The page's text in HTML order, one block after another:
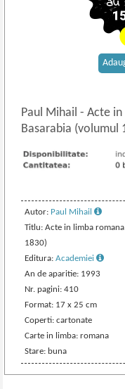
Paul Mihail- Acte
Basarabia (volumul
Autor: Paul Mihail
Titlu: Acte in limba
1830)
Editura:Academiei
An de aparitie: 1993
Nr. pagini: 410
Format: 17 x 25 cm
Coperti: cartonate
Carte in limba: romana
Stare: buna